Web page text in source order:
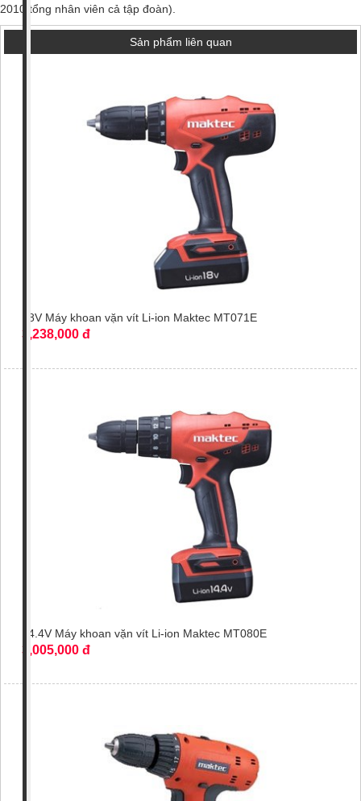
2010,tổng nhân viên cả tập đoàn).
Sản phẩm liên quan
18V Máy khoan vặn vít Li-ion Maktec MT071E
3,238,000 đ
14.4V Máy khoan vặn vít Li-ion Maktec MT080E
3,005,000 đ